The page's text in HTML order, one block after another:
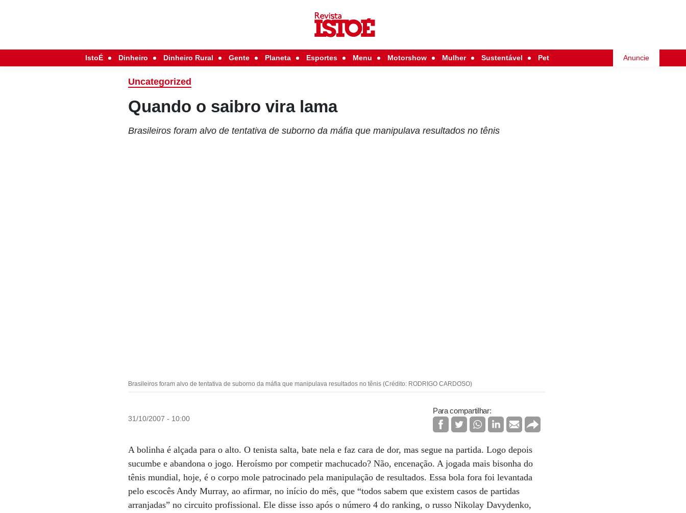
IstoÉ Dinheiro Dinheiro Rural Gente Planeta Esportes Menu Motorshow Mulher Sustentável Pet Anuncie
Uncategorized
Quando o saibro vira lama
Brasileiros foram alvo de tentativa de suborno da máfia que manipulava resultados no tênis
Brasileiros foram alvo de tentativa de suborno da máfia que manipulava resultados no tênis (Crédito: RODRIGO CARDOSO)
31/10/2007 - 10:00
Para compartilhar:
A bolinha é alçada para o alto. O tenista salta, bate nela e faz cara de dor, mas segue na partida. Logo depois
sucumbe e abandona o jogo. Heroísmo por competir machucado? Não, encenação. A jogada mais bisonha do
tênis mundial, hoje, é o corpo mole patrocinado pela manipulação de resultados. Essa bola fora foi levantada
pelo escocês Andy Murray, ao afirmar, no início do mês, que “todos sabem que existem casos de partidas
arranjadas” no circuito profissional. Ele disse isso após o número 4 do ranking, o russo Nikolay Davydenko,